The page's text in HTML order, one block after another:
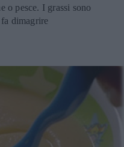
o pesce. I grassi sono
dimagrire